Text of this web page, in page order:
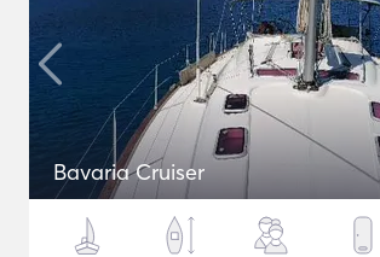
Bavaria Cruiser